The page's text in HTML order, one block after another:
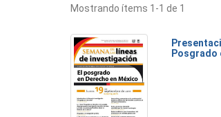
Mostrando ítems 1-1 de 1
Posgrado